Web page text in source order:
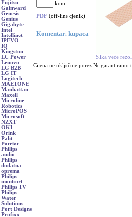
Fujitsu
Gainward
Genesis
Genius
Gigabyte
Intel
Intellinet
IPEVO
IQ
Kingston
LC Power
Lenovo
LG B2B
LG IT
Logitech
MAETONE
Manhattan
Maxell
Microline
Robotics
MicroPOS
Microsoft
NZXT
OKI
Orink
Palit
Patriot
Philips
audio
Philips
dodatna
oprema
Philips
monitori
Philips TV
Philips
Water
Solutions
Port Designs
Profixx
kom.
PDF (off-line cjenik)
Komentari kupaca
Slika veće
Cijena ne uključuje porez Ne garantiramo